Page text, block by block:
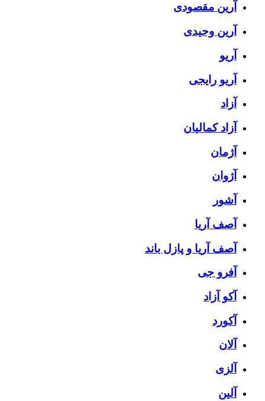
آرین مقصودی
آرین وحیدی
آریو
آریو رایجی
آزاد
آزاد کمالیان
آژمان
آژوان
آشور
آصف آریا
آصف آریا و پازل باند
آفرو جی
آکو آزاد
آکورد
آلان
آلزی
آلین